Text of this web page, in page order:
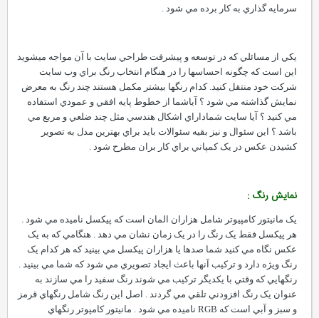
سرمايه گذاري به کار برده مي شود .
يکي از مسائلي که در توسعه و پيشرفت طراحي سايت با آن مواجه ميشويد
اين است که چگونه احساسها را در هنگام انتخاب رنگ براي وب سايت
شرکت خود منتقل کنيد. کدام رنگها بيشتر مکمل هستند چند رنگ به معرض
نمايش گذاشته مي شود ؟ آياشما از خطوط پايه افقي و عمودي استفاده
مي کنيد ؟ آيا سايت شماداراي اشکال هندسي مثل چند ضلعي و مربع مي
باشد ؟ اين سئوال و نيز بقيه سئوالات بايد براي بهترين مدل به تصوير
کشيدن عکس در يک کمپاني براي کار بران مطرح شود .
نمايش رنگ :
يک مانيتور کامپيوتر شامل هزاران المان است که پيکسل ناميده مي شود .
هر پيکسل فقط يک رنگ را در يک زمان نشان مي دهد . هنگامي که به يک
عکس نگاه مي کنيد شما صدها يا هزاران پيکسل مي بينيد که هر کدام يک
رنگ ويژه دارد و ترکيب آنها باعث ايجاد تصويري مي شود که شما مي بينيد .
رنگهايي که وقتي با يکديگر ترکيب مي شوند رنگ سفيد را مي سازند به
عنوان يک رنگ افزودني تلقي مي گردند . اصل اين رنگ شامل رنگهاي قرمز
و سبز و آبي است که RGB ناميده مي شود . مانيتور کامپوتر رنگهاي